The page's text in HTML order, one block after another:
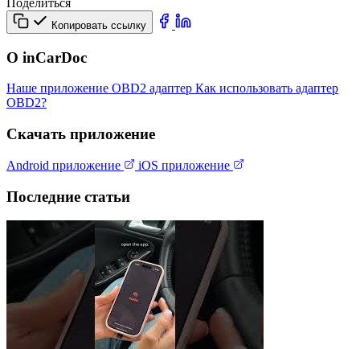
Поделиться
Копировать ссылку
О inCarDoc
Наше приложение OBD2 адаптер Как использовать адаптер
OBD2?
Скачать приложение
Android приложение iOS приложение
Последние статьи